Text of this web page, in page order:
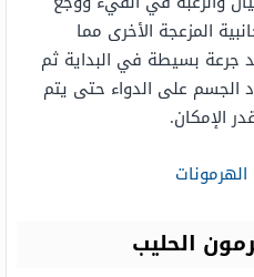
المزعجة الأخرى مما
جرعة بسيطة في البداية ثم
الجسم على الدواء حتى يتم
الإمكان.
الحليب